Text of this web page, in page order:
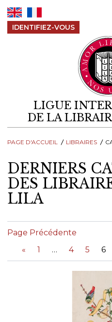
IDENTIFIEZ-VOUS
LIGUE
DE LA
PAGE D'ACCUEIL LIBRAIRES
DERNIERS
DES
LILA
Page Précédente
«
1 4 5 6